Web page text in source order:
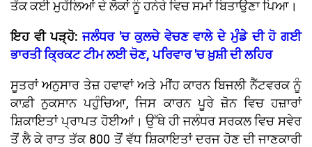
ਤੱਕ ਕਈ ਮੁਹੱਲਿਆਂ ਦੇ ਲੋਕਾਂ ਨੂੰ ਹਨੇਰੇ ਵਿਚ ਸਮਾਂ ਬਿਤਾਉਣਾ ਪਿਆ।
ਇਹ ਵੀ ਪੜ੍ਹੋ:ਜਲੰਧਰ 'ਚ ਕੁਲਚੇ ਵੇਚਣ ਵਾਲੇ ਦੇ ਮੁੰਡੇ ਦੀ ਹੋ ਗਈ
ਭਾਰਤੀ ਕ੍ਰਿਕਟ ਟੀਮ ਲਈ ਚੋਣ, ਪਰਿਵਾਰ 'ਚ ਖ਼ੁਸ਼ੀ ਦੀ ਲਹਿਰ
ਸੂਤਰਾਂ ਅਨੁਸਾਰ ਤੇਜ਼ ਹਵਾਵਾਂ ਅਤੇ ਮੀਂਹ ਕਾਰਨ ਬਿਜਲੀ ਨੈੱਟਵਰਕ ਨੂੰ
ਕਾਫ਼ੀ ਨੁਕਸਾਨ ਪਹੁੰਚਿਆ, ਜਿਸ ਕਾਰਨ ਪੂਰੇ ਜ਼ੋਨ ਵਿਚ ਹਜ਼ਾਰਾਂ
ਸ਼ਿਕਾਇਤਾਂ ਪ੍ਰਾਪਤ ਹੋਈਆਂ। ਉੱਥੇ ਹੀ ਜਲੰਧਰ ਸਰਕਲ ਵਿਚ ਸਵੇਰ
ਤੋਂ ਲੈ ਕੇ ਰਾਤ ਤੱਕ 800 ਤੋਂ ਵੱਧ ਸ਼ਿਕਾਇਤਾਂ ਦਰਜ ਹੋਣ ਦੀ ਜਾਣਕਾਰੀ